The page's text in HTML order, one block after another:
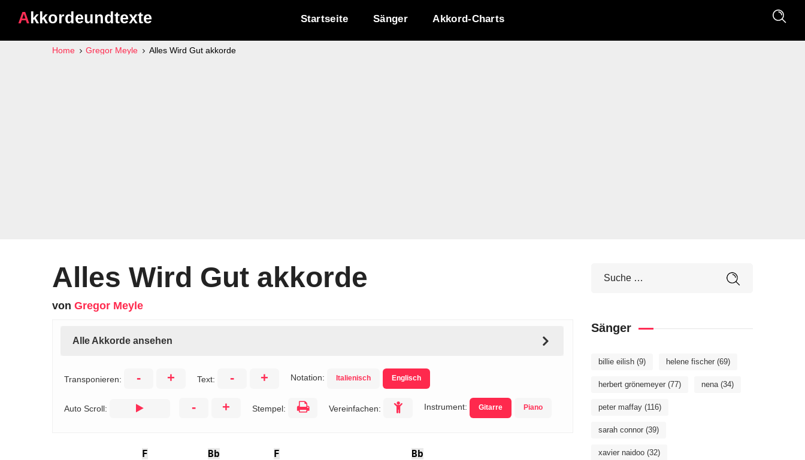
Akkordeundtexte Startseite Sänger Akkord-Charts
Home Gregor Meyle Alles Wird Gut akkorde
Alles Wird Gut akkorde
von Gregor Meyle
Alle Akkorde ansehen
Transponieren: - + Text: - + Notation: Italienisch Englisch
Auto Scroll: - + Stempel: Vereinfachen: Instrument: Gitarre Piano
F Bb F
Bb
Sänger
billie eilish (9) helene fischer (69)
herbert grönemeyer (77) nena(34)
peter maffay (116)
sarah connor (39)
xavier naidoo (32)